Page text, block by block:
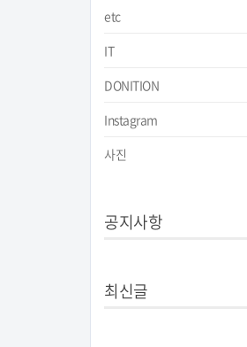
etc
IT
DONITION
Instagram
사진
공지사항
최신글